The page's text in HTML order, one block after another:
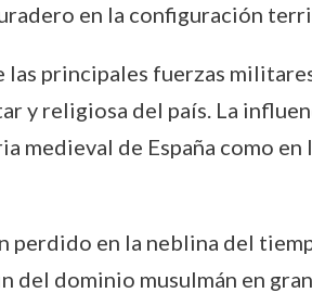
en la configuración
principales fuerzas
y religiosa del país. La
medieval de España como
perdido en la neblina del
del dominio musulmán en